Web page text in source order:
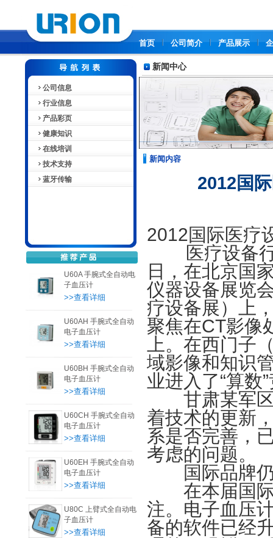
首页 公司简介 产品展示
公司信息
行业信息
产品彩页
健康知识
在线培训
技术支持
蓝牙传输
U60A 手腕式全自动电
子血压计
>>查看详细
U60AH 手腕式全自动
电子血压计
>>查看详细
U60BH 手腕式全自动
电子血压计
>>查看详细
U60CH 手腕式全自动
电子血压计
>>查看详细
U60EH 手腕式全自动
电子血压计
>>查看详细
U80C 上臂式全自动电
子血压计
>>查看详细
新闻中心
新闻内容
2012国
2012国际医疗
医疗设备行
日，在北京国
仪器设备展览
疗设备展）上
聚焦在CT影像
上。在西门子
域影像和知识
业进入了“算数
甘肃某军区
着技术的更新
系是否完善，
考虑的问题。
国际品牌仍
在本届国际
注。电子血压
备的软件已经